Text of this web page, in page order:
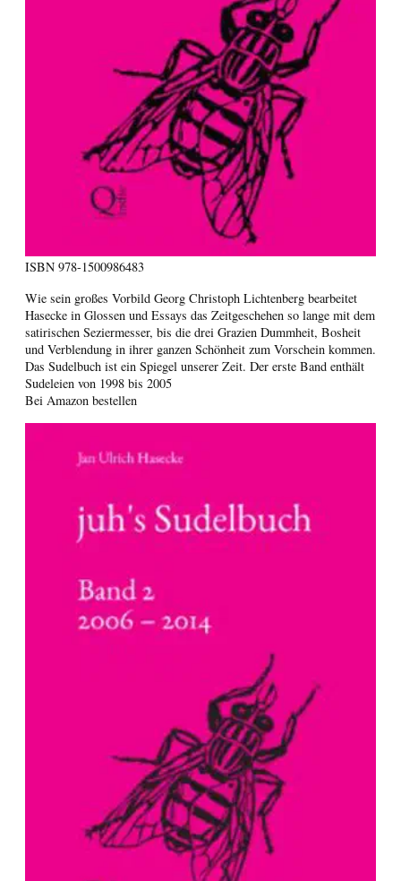
ISBN 978-1500986483
Wie sein großes Vorbild Georg Christoph Lichtenberg bearbeitet
Hasecke in Glossen und Essays das Zeitgeschehen so lange mit dem
satirischen Seziermesser, bis die drei Grazien Dummheit, Bosheit
und Verblendung in ihrer ganzen Schönheit zum Vorschein kommen.
Das Sudelbuch ist ein Spiegel unserer Zeit. Der erste Band enthält
Sudeleien von 1998 bis 2005
Bei Amazon bestellen